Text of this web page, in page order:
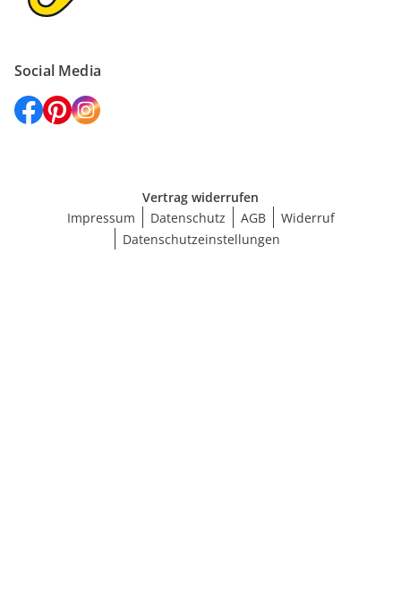
Social Media
Vertrag widerrufen
Impressum
Datenschutz AGB
Widerruf
Datenschutzeinstellungen